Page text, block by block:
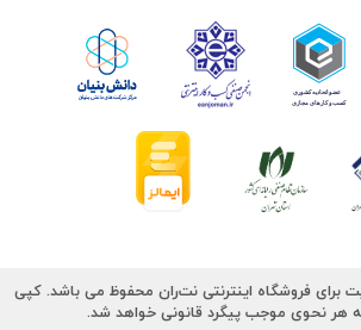
فروشگاه اینترنتی نت‌ران محفوظ می باشد. کپی
هر نحوی موجب پیگرد قانونی خواهد شد.